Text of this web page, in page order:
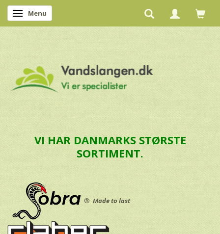
Skifte navigation
Menu
VI HAR DANMARKS STØRSTE
SORTIMENT.
® Made to last